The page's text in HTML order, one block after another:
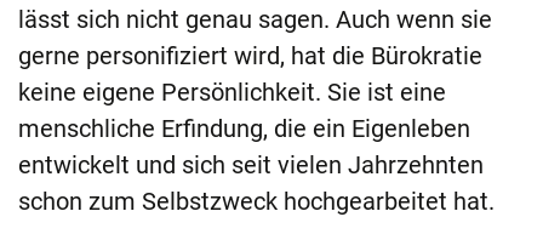
lässt sich nicht genau sagen. Auch wenn sie
gerne personifiziert wird, hat die Bürokratie
keine eigene Persönlichkeit. Sie ist eine
menschliche Erfindung, die ein Eigenleben
entwickelt und sich seit vielen Jahrzehnten
schon zum Selbstzweck hochgearbeitet hat.